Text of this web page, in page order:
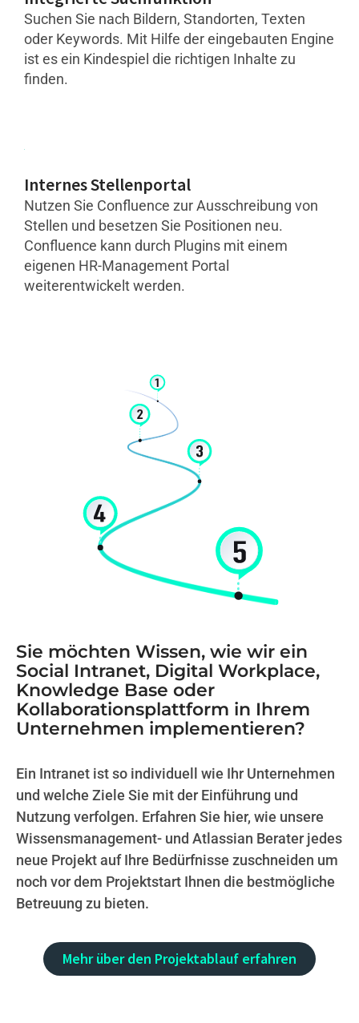
Suchen Sie nach Bildern, Standorten, Texten
oder Keywords. Mit Hilfe der eingebauten Engine
ist es ein Kindespiel die richtigen Inhalte zu
finden.
Internes Stellenportal
Nutzen Sie Confluence zur Ausschreibung von
Stellen und besetzen Sie Positionen neu.
Confluence kann durch Plugins mit einem
eigenen HR-Management Portal
weiterentwickelt werden.
Sie möchten Wissen, wie wir ein
Social Intranet, Digital Workplace,
Knowledge Base oder
Kollaborationsplattform in Ihrem
Unternehmen implementieren?
Ein Intranet ist so individuell wie Ihr Unternehmen
und welche Ziele Sie mit der Einführung und
Nutzung verfolgen. Erfahren Sie hier, wie unsere
Wissensmanagement- und Atlassian Berater jedes
neue Projekt auf Ihre Bedürfnisse zuschneiden um
noch vor dem Projektstart Ihnen die bestmögliche
Betreuung zu bieten.
Mehr über den Projektablauf erfahren